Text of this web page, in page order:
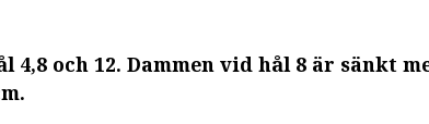
och 12. Dammen vid hål 8 är sänkt